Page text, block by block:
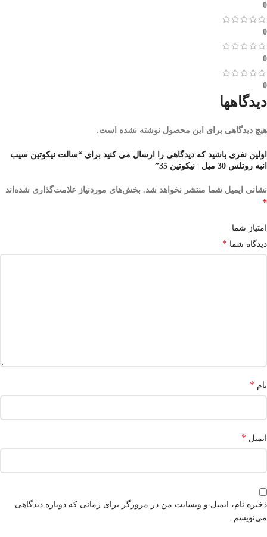
0
0
0
0
دیدگاهها
هیچ دیدگاهی برای این محصول نوشته نشده است.
اولین نفری باشید که دیدگاهی را ارسال می کنید برای “سالت نیکوتین سیب
انبه روتلس 30 میل | نیکوتین 35”
نشانی ایمیل شما منتشر نخواهد شد. بخش‌های موردنیاز علامت‌گذاری شده‌اند
*
امتیاز شما
دیدگاه شما *
نام *
ایمیل *
ذخیره نام، ایمیل و وبسایت من در مرورگر برای زمانی که دوباره دیدگاهی
می‌نویسم.